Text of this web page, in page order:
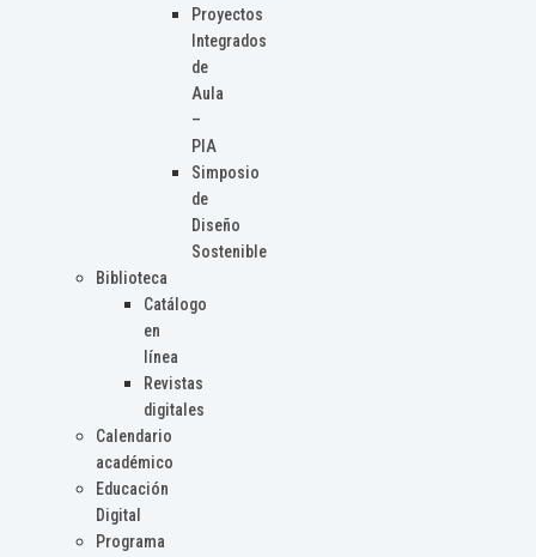
Proyectos
Integrados
de
Aula
–
PIA
Simposio
de
Diseño
Sostenible
Biblioteca
Catálogo
en
línea
Revistas
digitales
Calendario
académico
Educación
Digital
Programa